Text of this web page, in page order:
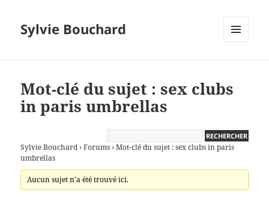
Sylvie Bouchard
Mot-clé du sujet : sex clubs
in paris umbrellas
Sylvie Bouchard › Forums › Mot-clé du sujet : sex clubs in paris
umbrellas
Aucun sujet n’a été trouvé ici.